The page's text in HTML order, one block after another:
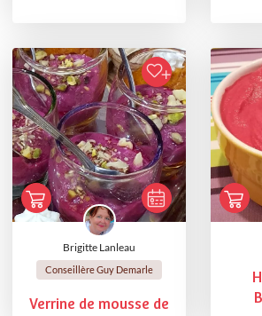
Brigitte Lanleau
Conseillère Guy Demarle
Verrine de mousse de